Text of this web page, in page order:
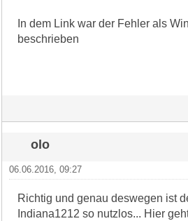
In dem Link war der Fehler als
beschrieben
olo
06.06.2016, 09:27
Richtig und genau deswegen ist
Indiana1212 so nutzlos... Hier